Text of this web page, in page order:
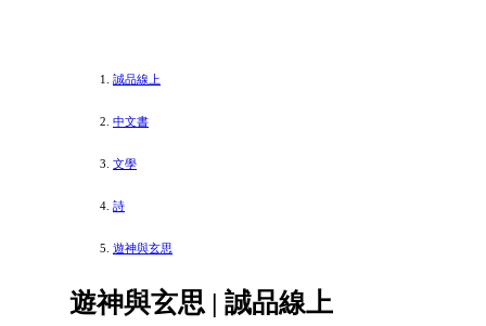
誠品線上
中文書
文學
詩
遊神與玄思
遊神與玄思 | 誠品線上